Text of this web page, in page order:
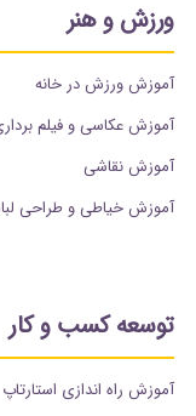
ورزش و هنر
آموزش ورزش در خانه
آموزش عکاسی و فیلم
آموزش نقاشی
آموزش خیاطی و طراحی
توسعه کسب و کار
آموزش راه اندازی استارتاپ